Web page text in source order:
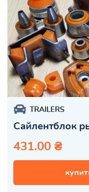
TRAILERS
Сайлентблок
431.00 ₴